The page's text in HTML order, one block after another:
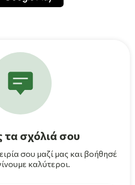
τα σχόλιά σου
σου μαζί μας και βοήθησέ
καλύτεροι.